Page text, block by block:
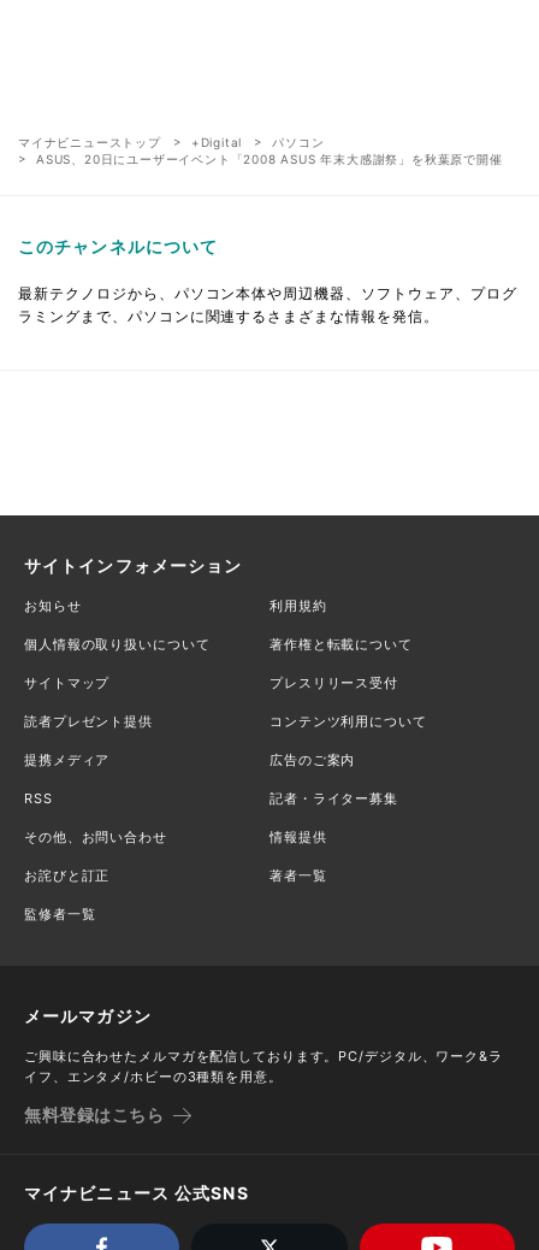
マイナビニューストップ +Digital
パソコン
ASUS、20日にユーザーイベント「2008 ASUS 年末大感謝祭」を秋葉原で開催
このチャンネルについて
最新テクノロジから、パソコン本体や周辺機器、ソフトウェア、プログ
ラミングまで、パソコンに関連するさまざまな情報を発信。
サイトインフォメーション
お知らせ 利用規約
個人情報の取り扱いについて 著作権と転載について
サイトマップ プレスリリース受付
読者プレゼント提供 コンテンツ利用について
提携メディア 広告のご案内
RSS 記者・ライター募集
その他、お問い合わせ 情報提供
お詫びと訂正 著者一覧
監修者一覧
メールマガジン
ご興味に合わせたメルマガを配信しております。PC/デジタル、ワーク&ラ
イフ、エンタメ/ホビーの3種類を用意。
無料登録はこちら
マイナビニュース 公式SNS